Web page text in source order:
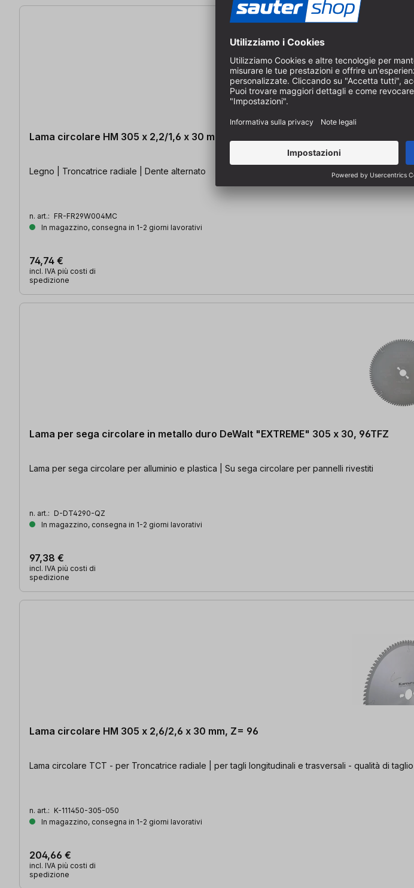
Lama circolare HM 305 x 2,2/1,6 x 30 mm, Z=42
Legno | Troncatrice radiale | Dente alternato
n. art.: FR-FR29W004MC
In magazzino, consegna in 1-2 giorni lavorativi
74,74 €
incl. IVA più costi di
spedizione
Lama per sega circolare in metallo duro DeWalt "EXTREME" 305 x 30, 96TFZ
Lama per sega circolare per alluminio e plastica | Su sega circolare per pannelli rivestiti
n. art.: D-DT4290-QZ
In magazzino, consegna in 1-2 giorni lavorativi
97,38 €
incl. IVA più costi di
spedizione
Lama circolare HM 305 x 2,6/2,6 x 30 mm, Z= 96
Lama circolare TCT - per Troncatrice radiale | per tagli longitudinali e trasversali - qualità di
n. art.: K-111450-305-050
In magazzino, consegna in 1-2 giorni lavorativi
204,66 €
incl. IVA più costi di
spedizione